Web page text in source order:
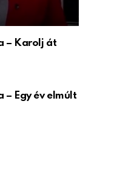
– Karolj át
– Egy év elmúlt